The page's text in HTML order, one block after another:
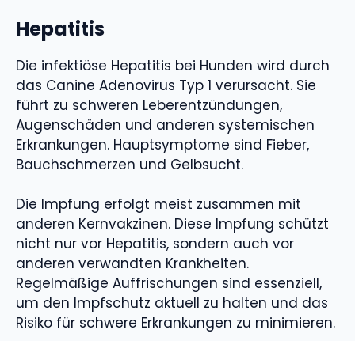
Hepatitis
Die infektiöse Hepatitis bei Hunden wird durch
das Canine Adenovirus Typ 1 verursacht. Sie
führt zu schweren Leberentzündungen,
Augenschäden und anderen systemischen
Erkrankungen. Hauptsymptome sind Fieber,
Bauchschmerzen und Gelbsucht.
Die Impfung erfolgt meist zusammen mit
anderen Kernvakzinen. Diese Impfung schützt
nicht nur vor Hepatitis, sondern auch vor
anderen verwandten Krankheiten.
Regelmäßige Auffrischungen sind essenziell,
um den Impfschutz aktuell zu halten und das
Risiko für schwere Erkrankungen zu minimieren.